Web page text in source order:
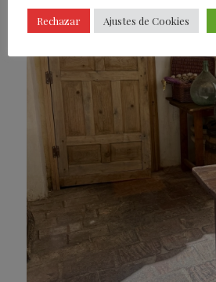
Rechazar Ajustes de Cookies